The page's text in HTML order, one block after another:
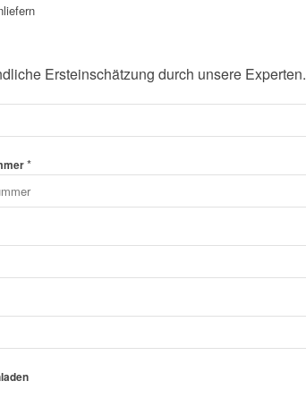
Ersteinschätzung durch unsere Experten.
*